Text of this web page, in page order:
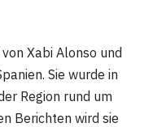
Xabi Alonso und
Sie wurde in
Region rund um
Berichten wird sie